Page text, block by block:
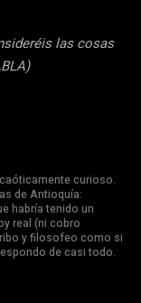
las cosas
curioso.
de Antioquía:
habría tenido un
real (ni cobro
y filosofeo como si
de casi todo.